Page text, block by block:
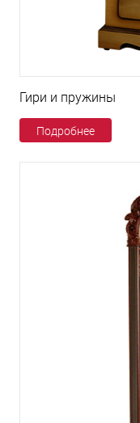
Гири и пружины
Подробнее